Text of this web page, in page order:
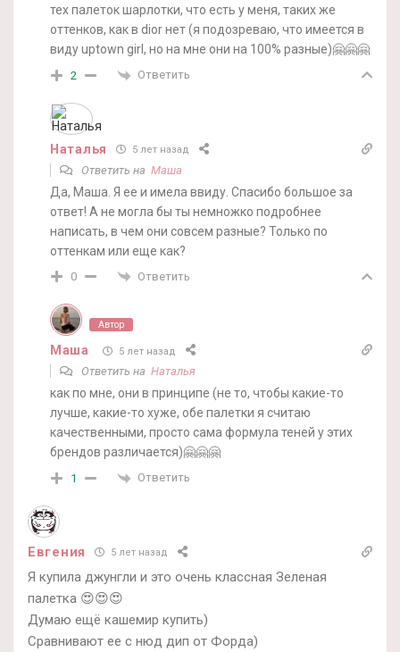
тех палеток шарлотки, что есть у меня, таких же
оттенков, как в dior нет (я подозреваю, что имеется в
виду uptown girl, но на мне они на 100% разные)🤗🤗🤗
2 Ответить
Наталья 5 лет назад
Ответить на Маша
Да, Маша. Я ее и имела ввиду. Спасибо большое за
ответ! А не могла бы ты немножко подробнее
написать, в чем они совсем разные? Только по
оттенкам или еще как?
0 Ответить
Автор
Маша 5 лет назад
Ответить на Наталья
как по мне, они в принципе (не то, чтобы какие-то
лучше, какие-то хуже, обе палетки я считаю
качественными, просто сама формула теней у этих
брендов различается)🤗🤗🤗
1 Ответить
Евгения 5 лет назад
Я купила джунгли и это очень классная Зеленая
палетка 😍😍😍
Думаю ещё кашемир купить)
Сравнивают ее с нюд дип от Форда)